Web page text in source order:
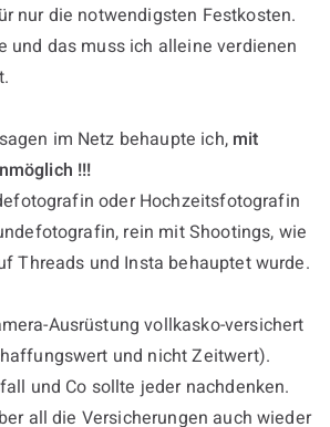
nur die notwendigsten Festkosten.
und das muss ich alleine verdienen
im Netz behaupte ich, mit
!!!
oder Hochzeitsfotografin
rein mit Shootings, wie
Threads und Insta behauptet wurde.
Ausrüstung vollkasko-versichert
und nicht Zeitwert).
und Co sollte jeder nachdenken.
all die Versicherungen auch wieder